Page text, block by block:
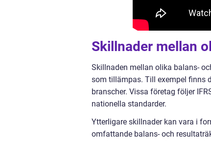
Skillnader mellan
Skillnaden mellan olika balans-
som tillämpas. Till exempel finns
branscher. Vissa företag följer
nationella standarder.
Ytterligare skillnader kan vara i
omfattande balans- och